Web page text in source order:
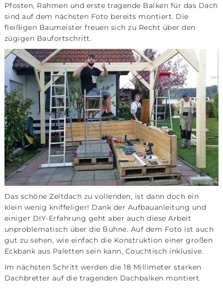
Pfosten, Rahmen und erste tragende Balken für das Dach
sind auf dem nächsten Foto bereits montiert. Die
fleißigen Baumeister freuen sich zu Recht über den
zügigen Baufortschritt.
Das schöne Zeltdach zu vollenden, ist dann doch ein
klein wenig kniffeliger! Dank der Aufbauanleitung und
einiger DIY-Erfahrung geht aber auch diese Arbeit
unproblematisch über die Bühne. Auf dem Foto ist auch
gut zu sehen, wie einfach die Konstruktion einer großen
Eckbank aus Paletten sein kann, Couchtisch inklusive.
Im nächsten Schritt werden die 18 Millimeter starken
Dachbretter auf die tragenden Dachbalken montiert.